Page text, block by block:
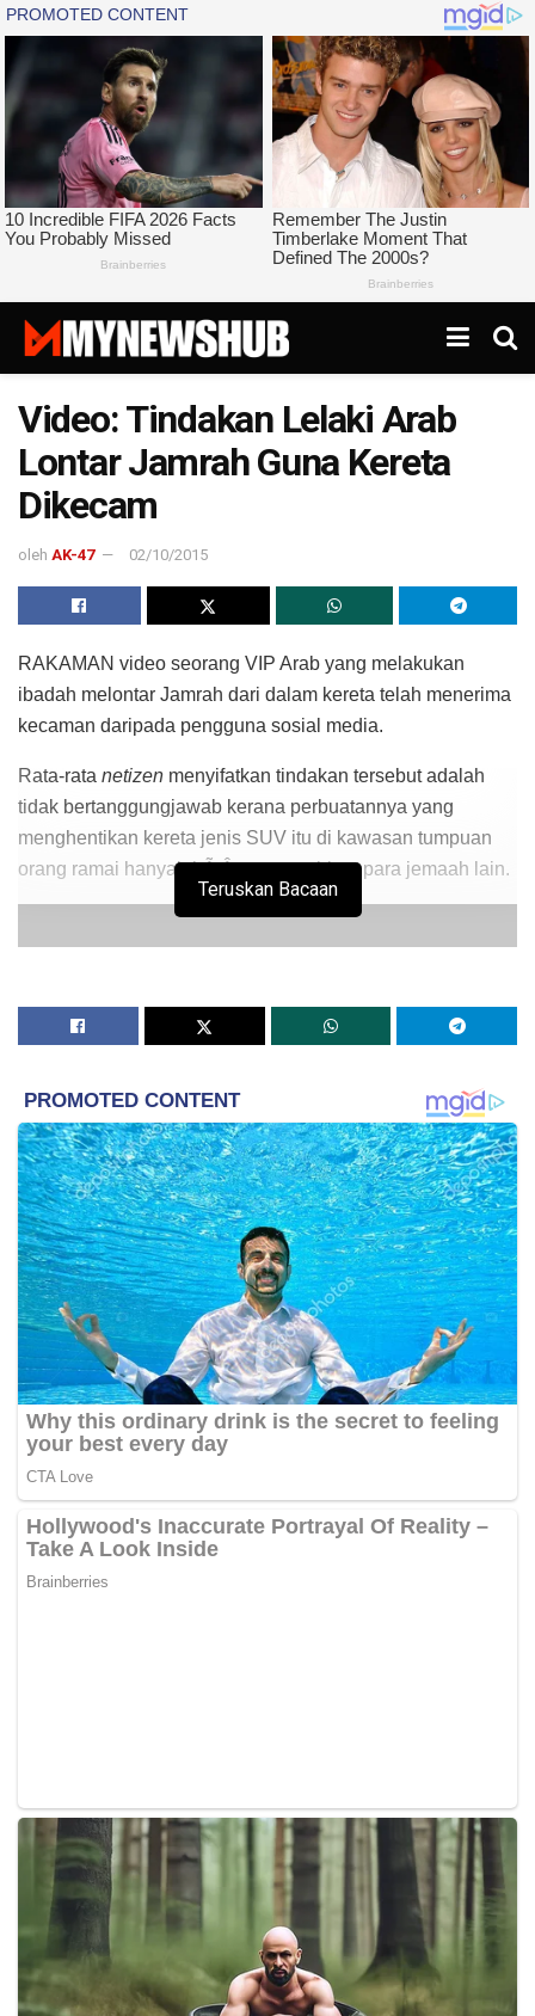
Video: Tindakan Lelaki Arab
Lontar Jamrah Guna Kereta
Dikecam
oleh AK-47 02/10/2015
RAKAMAN video seorang VIP Arab yang melakukan
ibadah melontar Jamrah dari dalam kereta telah menerima
kecaman daripada pengguna sosial media.
Rata-rata netizen menyifatkan tindakan tersebut adalah
tidak bertanggungjawab kerana perbuatannya yang
menghentikan kereta jenis SUV itu di kawasan tumpuan
orang ramai hanyalahÃ‚Â menyusahkan para jemaah lain.
Tindakan lelaki itu juga telah mendatangkan rasa kurang
selesaÃ‚Â jemaah-jemaah lain namunÃ‚Â hanya rakaman
video pemuda yang melontar dari kereta ini sahaja yang
berjaya diperolehi.
Sejak kebelakangan ini pelbagai cara yang baru dilihat
digunakan jemaah untuk memudahkan mereka
menunaikan haji.
Video: Tawaf Kaabah Pakai
Alat Peluncur Elektronik?
Teruskan Bacaan